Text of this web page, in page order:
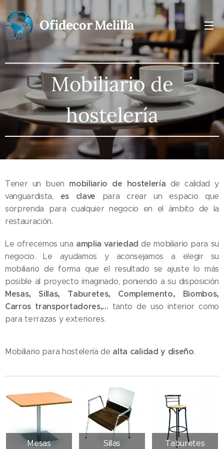
OfidecorMelilla
Mobiliario de
hostelería
Tener un buen mobiliario de hostelería de calidad y
vanguardista, es clave para crear un espacio que
sorprenda para cualquier negocio en el ámbito de la
restauración.
Le ofrecemos una amplia variedad de mobiliario para su
negocio. Le ayudamos y aconsejamos a elegir su
mobiliario de forma que el resultado se ajuste lo más
posible al proyecto imaginado, poniendo a su disposición
Mesas, Sillas, Taburetes, Complemento, Biombos,
Carros transportadores,... tanto de uso interior como
para terrazas y exteriores.
Mobiliario para hostelería de alta calidad y diseño.
Mesas Sillas Taburetes